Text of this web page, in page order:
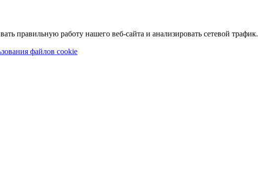
правильную работу нашего веб-сайта и анализировать сетевой трафик.
файлов cookie